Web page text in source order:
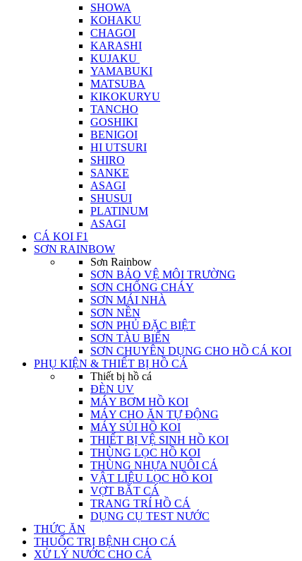
SHOWA
KOHAKU
CHAGOI
KARASHI
KUJAKU
YAMABUKI
MATSUBA
KIKOKURYU
TANCHO
GOSHIKI
BENIGOI
HI UTSURI
SHIRO
SANKE
ASAGI
SHUSUI
PLATINUM
ASAGI
CÁ KOI F1
SƠN RAINBOW
Sơn Rainbow
SƠN BẢO VỆ MÔI TRƯỜNG
SƠN CHỐNG CHÁY
SƠN MÁI NHÀ
SƠN NỀN
SƠN PHỦ ĐẶC BIỆT
SƠN TÀU BIỂN
SƠN CHUYÊN DỤNG CHO HỒ CÁ KOI
PHỤ KIỆN & THIẾT BỊ HỒ CÁ
Thiết bị hồ cá
ĐÈN UV
MÁY BƠM HỒ KOI
MÁY CHO ĂN TỰ ĐỘNG
MÁY SỦI HỒ KOI
THIẾT BỊ VỆ SINH HỒ KOI
THÙNG LỌC HỒ KOI
THÙNG NHỰA NUÔI CÁ
VẬT LIỆU LỌC HỒ KOI
VỢT BẮT CÁ
TRANG TRÍ HỒ CÁ
DỤNG CỤ TEST NƯỚC
THỨC ĂN
THUỐC TRỊ BỆNH CHO CÁ
XỬ LÝ NƯỚC CHO CÁ